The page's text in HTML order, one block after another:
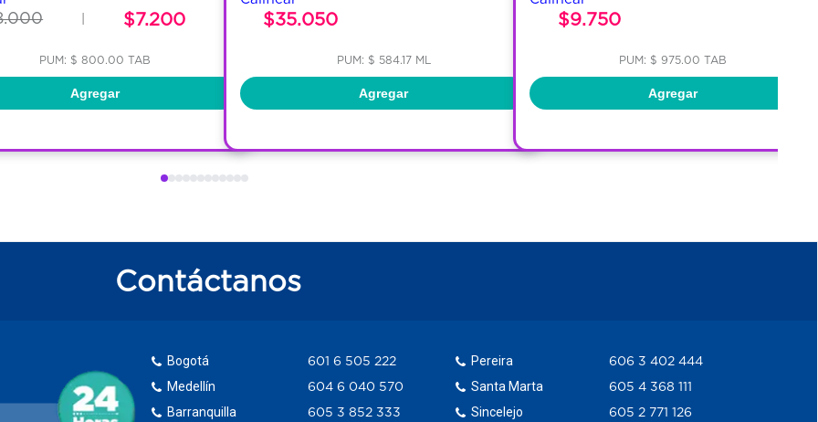
$7.200
PUM: $ 800.00 TAB
Agregar
$35.050
PUM: $ 584.17 ML
Agregar
$9.750
PUM: $ 975.00 TAB
Agregar
Contáctanos
Bogotá
Medellín
Barranquilla
601 6 505 222
604 6 040 570
605 3 852 333
Pereira
Santa Marta
Sincelejo
606 3 402 444
605 4 368 111
605 2 771 126